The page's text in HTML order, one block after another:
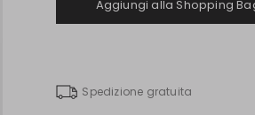
Aggiungi alla Shopping
Spedizione gratuita